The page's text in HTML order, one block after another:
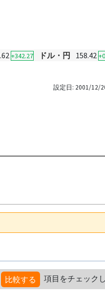
+342.27 ドル・円 158.42
設定日: 2001/12/
比較する 項目をチェック